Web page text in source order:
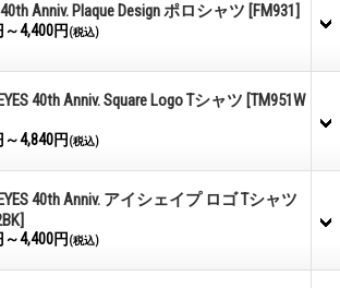
40th Anniv. Plaque Design ポロシャツ [FM931]
～4,400円 (税込)
40th Anniv. Square Logo Tシャツ [TM951W
～4,840円 (税込)
40th Anniv. アイシェイプ ロゴ Tシャツ
～4,400円 (税込)